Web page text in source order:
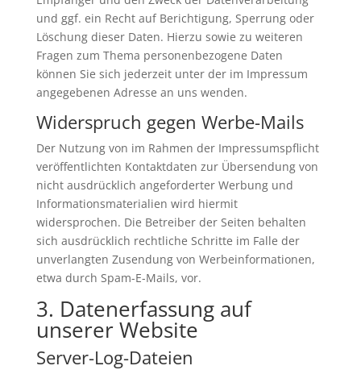
und ggf. ein Recht auf Berichtigung, Sperrung oder
Löschung dieser Daten. Hierzu sowie zu weiteren
Fragen zum Thema personenbezogene Daten
können Sie sich jederzeit unter der im Impressum
angegebenen Adresse an uns wenden.
Widerspruch gegen Werbe-Mails
Der Nutzung von im Rahmen der Impressumspflicht
veröffentlichten Kontaktdaten zur Übersendung von
nicht ausdrücklich angeforderter Werbung und
Informationsmaterialien wird hiermit
widersprochen. Die Betreiber der Seiten behalten
sich ausdrücklich rechtliche Schritte im Falle der
unverlangten Zusendung von Werbeinformationen,
etwa durch Spam-E-Mails, vor.
3. Datenerfassung auf
unserer Website
Server-Log-Dateien